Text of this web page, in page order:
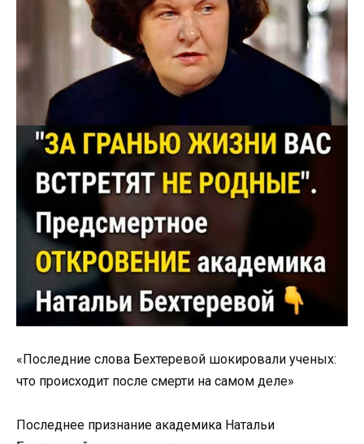
«Последние слова Бехтеревой шокировали ученых:
что происходит после смерти на самом деле»
Последнее признание академика Натальи